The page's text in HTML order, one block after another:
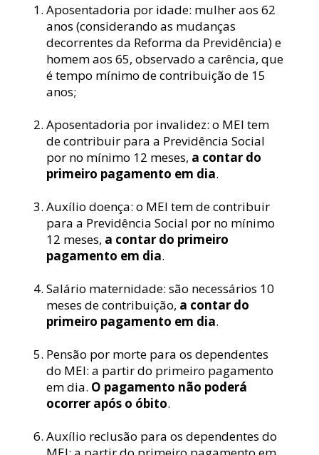
Aposentadoria por idade: mulher aos 62
anos (considerando as mudanças
decorrentes da Reforma da Previdência) e
homem aos 65, observado a carência, que
é tempo mínimo de contribuição de 15
anos;
Aposentadoria por invalidez: o MEI tem
de contribuir para a Previdência Social
por no mínimo 12 meses, a contar do
primeiro pagamento em dia.
Auxílio doença: o MEI tem de contribuir
para a Previdência Social por no mínimo
12 meses, a contar do primeiro
pagamento em dia.
Salário maternidade: são necessários 10
meses de contribuição, a contar do
primeiro pagamento em dia.
Pensão por morte para os dependentes
do MEI: a partir do primeiro pagamento
em dia. O pagamento não poderá
ocorrer após o óbito.
Auxílio reclusão para os dependentes do